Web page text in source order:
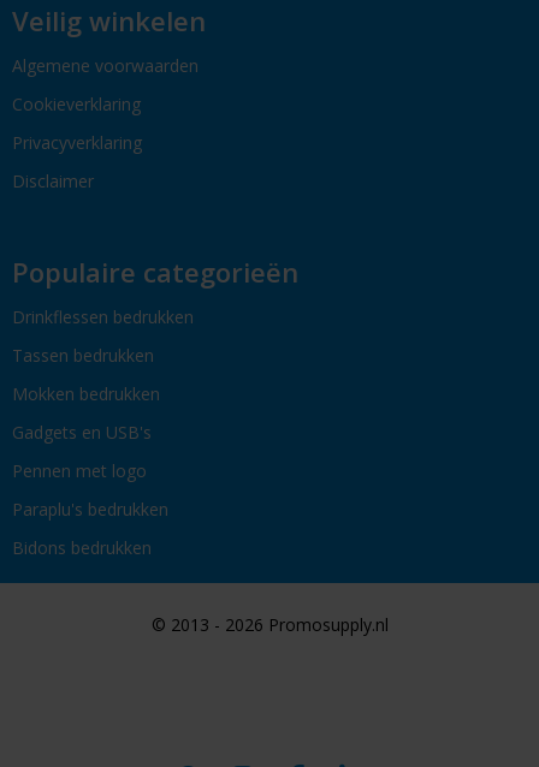
Veilig winkelen
Algemene voorwaarden
Cookieverklaring
Privacyverklaring
Disclaimer
Populaire categorieën
Drinkflessen bedrukken
Tassen bedrukken
Mokken bedrukken
Gadgets en USB's
Pennen met logo
Paraplu's bedrukken
Bidons bedrukken
© 2013 - 2026 Promosupply.nl